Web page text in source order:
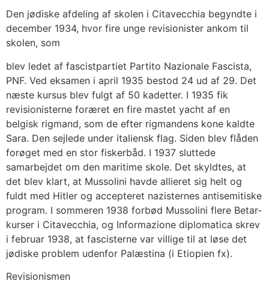
Den jødiske afdeling af skolen i Citavecchia begyndte i
december 1934, hvor fire unge revisionister ankom til
skolen, som
blev ledet af fascistpartiet Partito Nazionale Fascista,
PNF. Ved eksamen i april 1935 bestod 24 ud af 29. Det
næste kursus blev fulgt af 50 kadetter. I 1935 fik
revisionisterne foræret en fire mastet yacht af en
belgisk rigmand, som de efter rigmandens kone kaldte
Sara. Den sejlede under italiensk flag. Siden blev flåden
forøget med en stor fiskerbåd. I 1937 sluttede
samarbejdet om den maritime skole. Det skyldtes, at
det blev klart, at Mussolini havde allieret sig helt og
fuldt med Hitler og accepteret nazisternes antisemitiske
program. I sommeren 1938 forbød Mussolini flere Betar-
kurser i Citavecchia, og Informazione diplomatica skrev
i februar 1938, at fascisterne var villige til at løse det
jødiske problem udenfor Palæstina (i Etiopien fx).
Revisionismen